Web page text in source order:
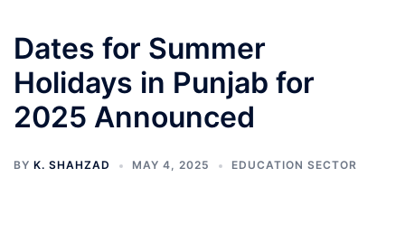
Dates for Summer
Holidays in Punjab for
2025 Announced
BY K. SHAHZAD MAY 4, 2025 EDUCATION SECTOR